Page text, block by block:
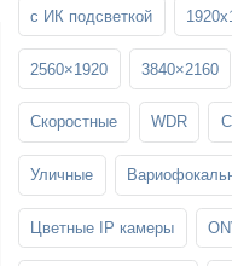
с ИК подсветкой
2560×1920 3840×2160
Скоростные WDR
Уличные
Цветные IP камеры